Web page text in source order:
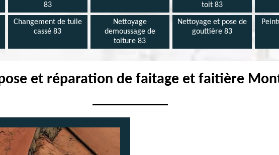
83
toit 83
Changement de tuile
cassé 83
Nettoyage
demoussage de
toiture 83
Nettoyage et pose de
gouttière 83
et réparation de faitage et faitière